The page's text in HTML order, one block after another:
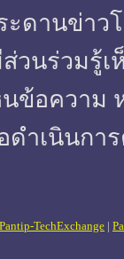
ะดานข่า
ส่วนร่วมรู้
ข้อความ
ดำเนินกา
Pantip-TechExchange |